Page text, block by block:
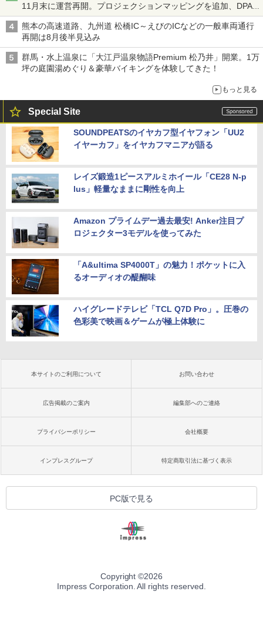
11月末に運営再開。プロジェクションマッピングを追加、DPA
は1500円
熊本の高速道路、九州道 松橋IC～えびのICなどの一般車両通行
再開は8月後半見込み
群馬・水上温泉に「大江戸温泉物語Premium 松乃井」開業。1万
坪の庭園湯めぐり＆豪華バイキングを体験してきた！
もっと見る
Special Site
SOUNDPEATSのイヤカフ型イヤフォン「UU2
イヤーカフ」をイヤカフマニアが語る
レイズ鍛造1ピースアルミホイール「CE28 N-p
lus」軽量なままに剛性を向上
Amazon プライムデー過去最安! Anker注目プ
ロジェクター3モデルを使ってみた
「A&ultima SP4000T」の魅力！ポケットに入
るオーディオの醍醐味
ハイグレードテレビ「TCL Q7D Pro」。圧巻の
色彩美で映画＆ゲームが極上体験に
本サイトのご利用について お問い合わせ
広告掲載のご案内 編集部へのご連絡
プライバシーポリシー 会社概要
インプレスグループ 特定商取引法に基づく表示
PC版で見る
Copyright ©2026
Impress Corporation. All rights reserved.